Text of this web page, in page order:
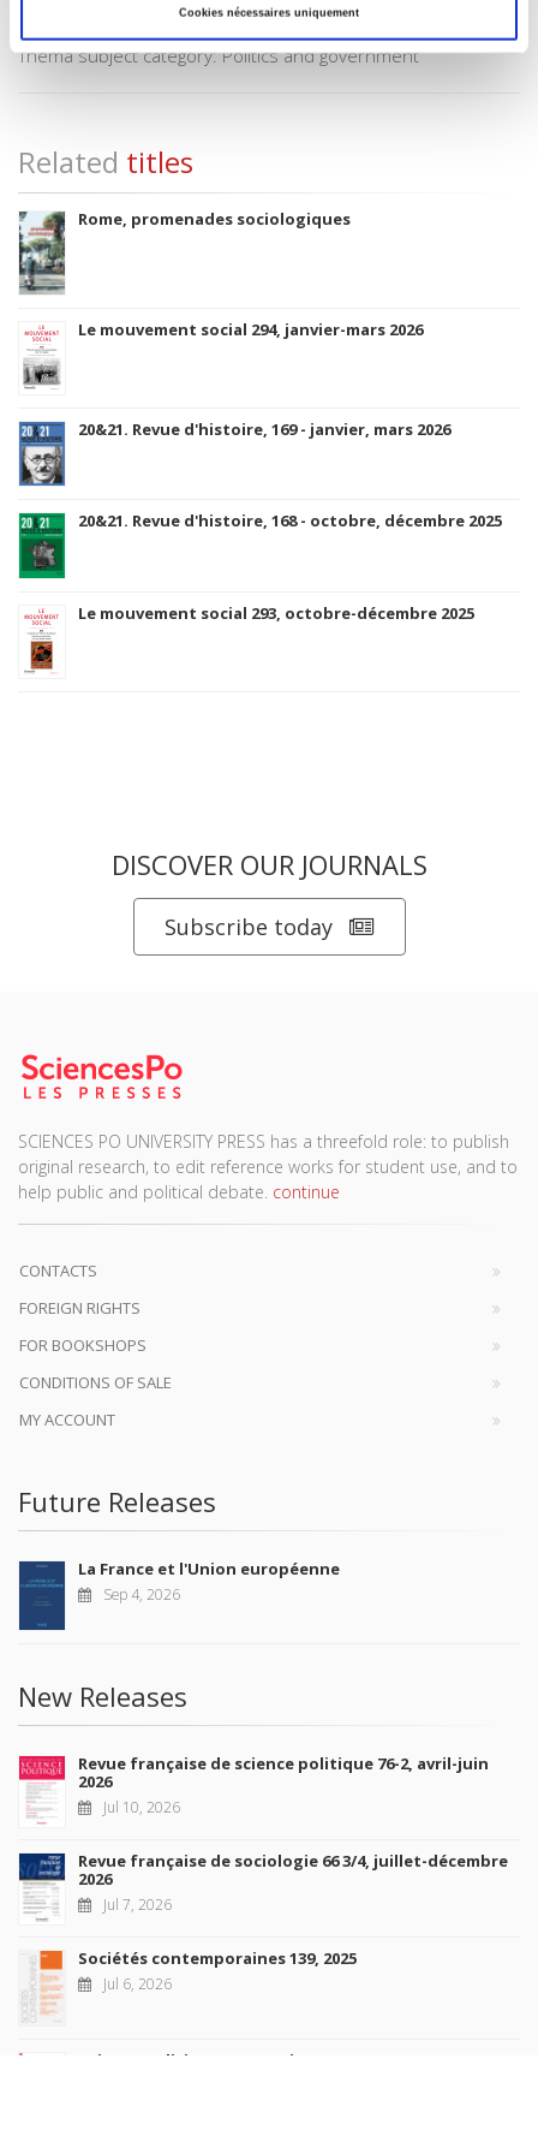
Cookies nécessaires uniquement
Thema subject category: Politics and government
Related titles
Rome, promenades sociologiques
Le mouvement social 294, janvier-mars 2026
20&21. Revue d'histoire, 169 - janvier, mars 2026
20&21. Revue d'histoire, 168 - octobre, décembre 2025
Le mouvement social 293, octobre-décembre 2025
DISCOVER OUR JOURNALS
Subscribe today
SCIENCES PO UNIVERSITY PRESS has a threefold role: to publish
original research, to edit reference works for student use, and to
help public and political debate. continue
CONTACTS
FOREIGN RIGHTS
FOR BOOKSHOPS
CONDITIONS OF SALE
MY ACCOUNT
Future Releases
La France et l'Union européenne
Sep 4, 2026
New Releases
Revue française de science politique 76-2, avril-juin
2026
Jul 10, 2026
Revue française de sociologie 66 3/4, juillet-décembre
2026
Jul 7, 2026
Sociétés contemporaines 139, 2025
Jul 6, 2026
Raisons politiques 102, mai 2026